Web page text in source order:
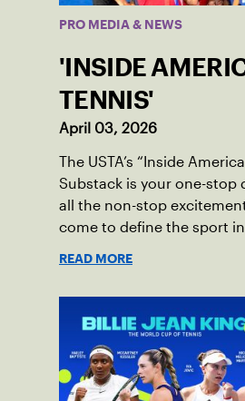
PRO MEDIA & NEWS
'INSIDE
TENNIS'
April 03, 2026
The USTA’s “Inside
Substack is your one-stop
all the non-stop
come to define the sport in
READ MORE